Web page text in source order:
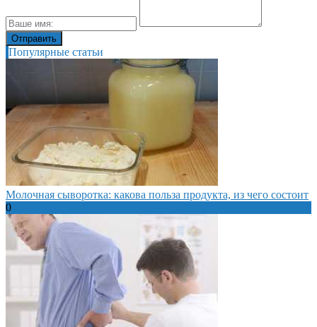
Популярные статьи
Молочная сыворотка: какова польза продукта, из чего состоит
0